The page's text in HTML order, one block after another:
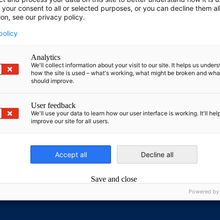
iespējas Baltijas valstīs ar AHK: aizraujošas
of Commerce and Industry
Chamber of Commerce and Industry
AHK.de
Germany Trade &
consent to all or selected purposes, or you can decline them
see our privacy policy.
Analytics
We'll collect information about your visit to our site. It helps us
how the site is used – what's working, what might be broken and
should improve.
User feedback
We'll use your data to learn how our user interface is working. It'll
improve our site for all users.
Accept all Decline all
Save and close
Powered by